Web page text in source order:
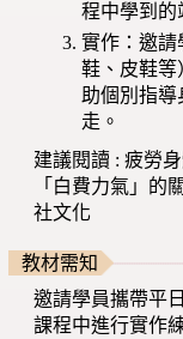
程中學到的
實作：邀請
鞋、皮鞋等
助個別指
走。
建議閱讀 : 疲勞
「白費力氣」的
社文化
教材需知
邀請學員攜帶平
課程中進行實作